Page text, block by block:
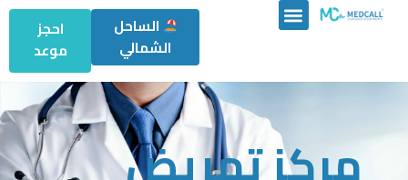
الساحل
الشمالي
احجز
موعد
مركز تمريض